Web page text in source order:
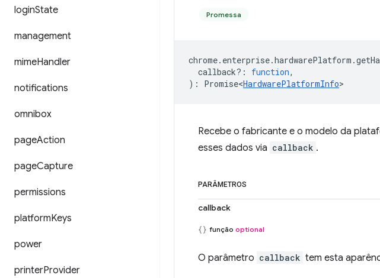
loginState
management
mimeHandler
notifications
omnibox
pageAction
pageCapture
permissions
platformKeys
power
printerProvider
Promessa
chrome. enterprise.hardwarePlatform .
callback? : function,
) : Promise<HardwarePlatformInfo>
Recebe o fabricante e o modelo da
esses dados via callback .
PARÂMETROS
callback
função optional
O parâmetro callback tem esta